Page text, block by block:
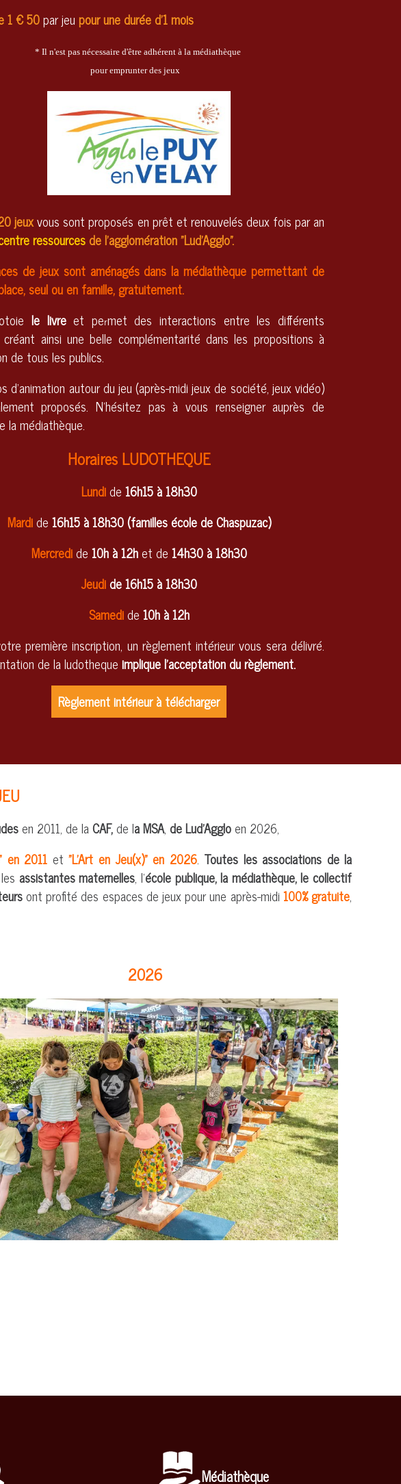
1 € 50par jeu pour une durée d’1 mois
* Il n'est pas nécessaire d'être adhérent à la médiathèque
pour emprunter des jeux
jeuxvous sont proposés en prêt et renouvelés deux fois par an
ressources de l'agglomération "Lud'Agglo".
de jeux sont aménagés dans la médiathèque permettant de
seul ou en famille, gratuitement.
le livreet permet des interactions entre les différents
ainsi une belle complémentarité dans les propositions à
de tous les publics.
d'animation autour du jeu (après-midi jeux de société, jeux vidéo)
proposés. N'hésitez pas à vous renseigner auprès de
la médiathèque.
Horaires LUDOTHEQUE
Lundide 16h15 à 18h30
Mardide 16h15 à 18h30 (familles école de Chaspuzac)
Mercredide 10h à 12het de 14h30 à 18h30
Jeudide16h15 à 18h30
Samedide 10h à 12h
première inscription, un règlement intérieur vous sera délivré.
de la ludotheque implique l’acceptation du règlement.
Règlement intérieur à télécharger
en 2011, de laCAF,de la MSA, de Lud'Aggloen 2026,
en 2011 et"L'Art en Jeu(x)" en 2026. Toutes les associations de la
assistantes maternelles, l'école publique, la médiathèque, le collectif
ont profité des espaces de jeux pour une après-midi 100% gratuite,
2026
Médiathèque